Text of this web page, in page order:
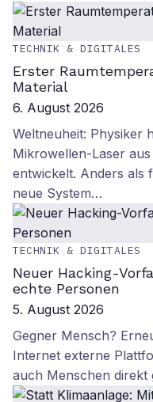
TECHNIK & DIGITALES
Erster
Material
6. August 2026
Weltneuheit: Physiker
Mikrowellen-Laser
entwickelt. Anders als
neue System…
TECHNIK & DIGITALES
Neuer Hacking-
echte Personen
5. August 2026
Gegner Mensch?
Internet externe
auch Menschen direkt